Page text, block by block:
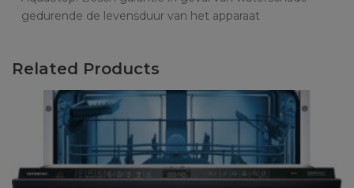
gedurende de levensduur van het apparaat
Related Products